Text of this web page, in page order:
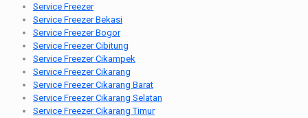
Service Freezer
Service Freezer Bekasi
Service Freezer Bogor
Service Freezer Cibitung
Service Freezer Cikampek
Service Freezer Cikarang
Service Freezer Cikarang Barat
Service Freezer Cikarang Selatan
Service Freezer Cikarang Timur